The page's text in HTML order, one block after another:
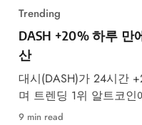
Trending
DASH +20% 하루 만
산
대시(DASH)가 24시간
며 트렌딩 1위 알트코
투자자 4,437억원이 강
9 min read